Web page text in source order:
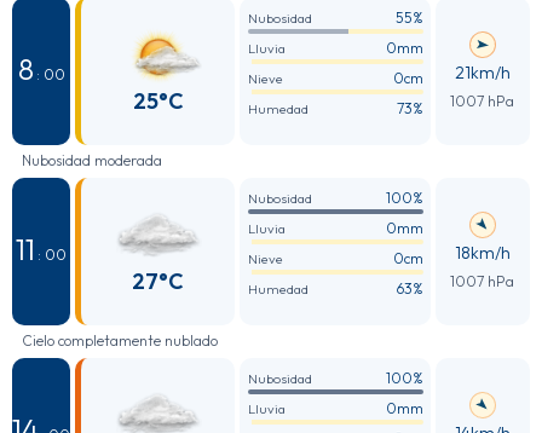
8 : 00
25°C
Nubosidad 55%
Lluvia 0mm
Nieve 0cm
Humedad 73%
21km/h
1007 hPa
Nubosidad moderada
11 : 00
27°C
Nubosidad 100%
Lluvia 0mm
Nieve 0cm
Humedad 63%
18km/h
1007 hPa
Cielo completamente nublado
Nubosidad 100%
Lluvia 0mm